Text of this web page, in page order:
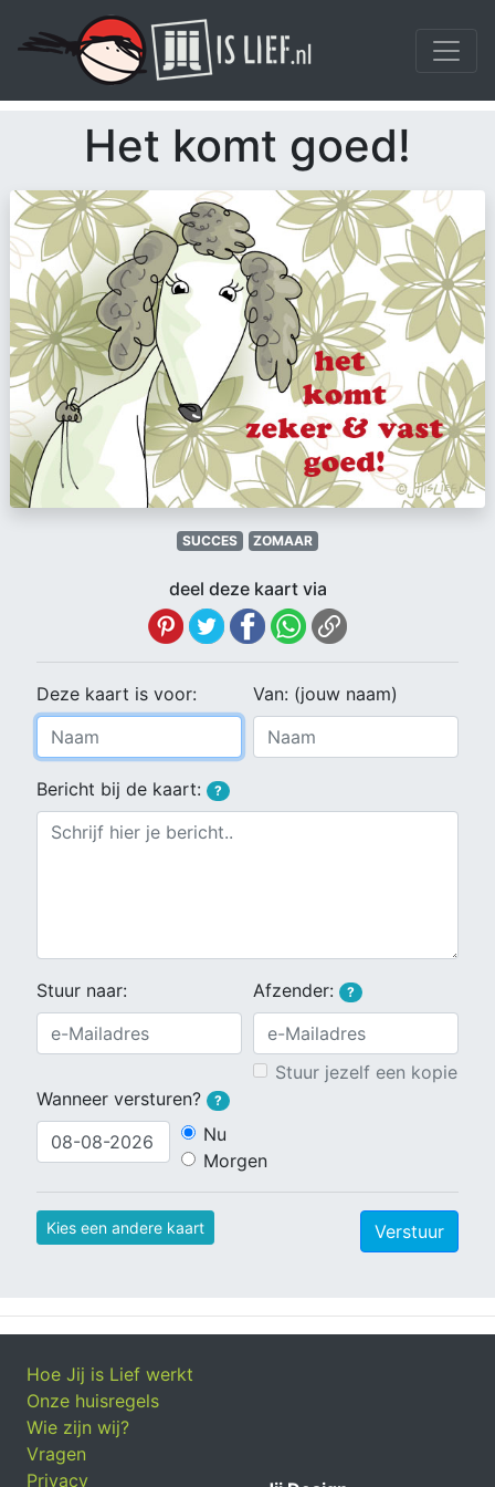
Het komt goed!
SUCCES ZOMAAR
deel deze kaart via
Deze kaart is voor: Van: (jouw naam)
Bericht bij de kaart: ?
Stuur naar: Afzender: ?
Stuur jezelf een kopie
Wanneer versturen?
?
Nu
Morgen
Kies een andere kaart Verstuur
Hoe Jij is Lief werkt
Onze huisregels
Wie zijn wij?
Vragen
Privacy